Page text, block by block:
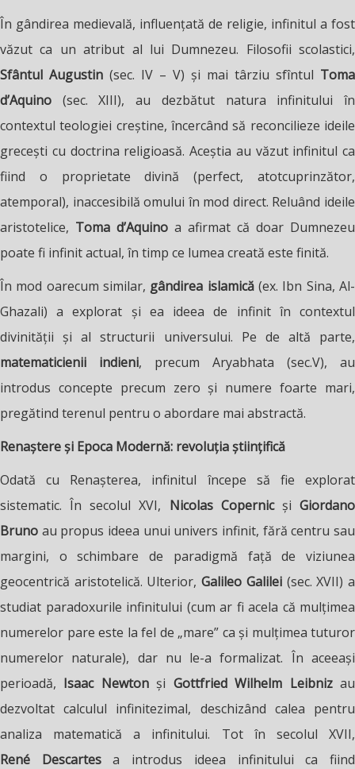
În gândirea medievală, influențată de religie, infinitul a fost
văzut ca un atribut al lui Dumnezeu. Filosofii scolastici,
Sfântul Augustin (sec. IV – V) și mai târziu sfîntul Toma
d’Aquino (sec. XIII), au dezbătut natura infinitului în
contextul teologiei creștine, încercând să reconcilieze ideile
grecești cu doctrina religioasă. Aceștia au văzut infinitul ca
fiind o proprietate divină (perfect, atotcuprinzător,
atemporal), inaccesibilă omului în mod direct. Reluând ideile
aristotelice, Toma d’Aquino a afirmat că doar Dumnezeu
poate fi infinit actual, în timp ce lumea creată este finită.
În mod oarecum similar, gândirea islamică(ex. Ibn Sina, Al-
Ghazali) a explorat și ea ideea de infinit în contextul
divinității și al structurii universului. Pe de altă parte,
matematicienii indieni, precum Aryabhata (sec.V), au
introdus concepte precum zero și numere foarte mari,
pregătind terenul pentru o abordare mai abstractă.
Renaștere și Epoca Modernă: revoluția științifică
Odată cu Renașterea, infinitul începe să fie explorat
sistematic. În secolul XVI, Nicolas CopernicșiGiordano
Bruno au propus ideea unui univers infinit, fără centru sau
margini, o schimbare de paradigmă față de viziunea
geocentrică aristotelică. Ulterior,Galileo Galilei(sec. XVII) a
studiat paradoxurile infinitului (cum ar fi acela că mulțimea
numerelor pare este la fel de „mare” ca și mulțimea tuturor
numerelor naturale), dar nu le-a formalizat. În aceeași
perioadă, Isaac Newton și Gottfried Wilhelm Leibnizau
dezvoltat calculul infinitezimal, deschizând calea pentru
analiza matematică a infinitului. Tot în secolul XVII,
René
Descartesa introdus ideea infinitului ca fiind